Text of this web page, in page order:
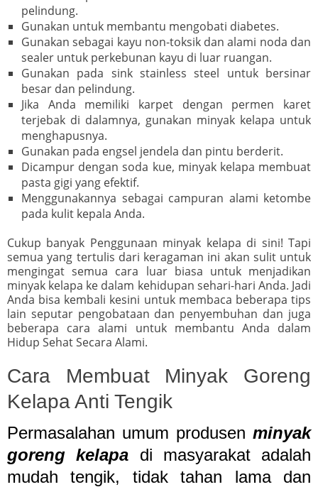
pelindung.
Gunakan untuk membantu mengobati diabetes.
Gunakan sebagai kayu non-toksik dan alami noda dan
sealer untuk perkebunan kayu di luar ruangan.
Gunakan pada sink stainless steel untuk bersinar
besar dan pelindung.
Jika Anda memiliki karpet dengan permen karet
terjebak di dalamnya, gunakan minyak kelapa untuk
menghapusnya.
Gunakan pada engsel jendela dan pintu berderit.
Dicampur dengan soda kue, minyak kelapa membuat
pasta gigi yang efektif.
Menggunakannya sebagai campuran alami ketombe
pada kulit kepala Anda.
Cukup banyak Penggunaan minyak kelapa di sini! Tapi
semua yang tertulis dari keragaman ini akan sulit untuk
mengingat semua cara luar biasa untuk menjadikan
minyak kelapa ke dalam kehidupan sehari-hari Anda. Jadi
Anda bisa kembali kesini untuk membaca beberapa tips
lain seputar pengobataan dan penyembuhan dan juga
beberapa cara alami untuk membantu Anda dalam
Hidup Sehat Secara Alami.
Cara Membuat Minyak Goreng
Kelapa Anti Tengik
Permasalahan umum produsen minyak
goreng kelapa di masyarakat adalah
mudah tengik, tidak tahan lama dan